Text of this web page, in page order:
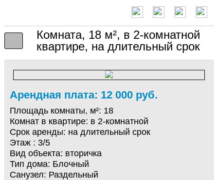
Комната, 18 м², в 2-комнатной
квартире, на длительный срок
Арендная плата: 12 000 руб.
Площадь комнаты, м²: 18
Комнат в квартире: в 2-комнатной
Срок аренды: на длительный срок
Этаж : 3/5
Вид объекта: вторичка
Тип дома: Блочный
Санузел: Раздельный